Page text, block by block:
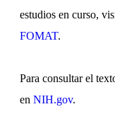
estudios en curso,
FOMAT.
Para consultar el
en NIH.gov.